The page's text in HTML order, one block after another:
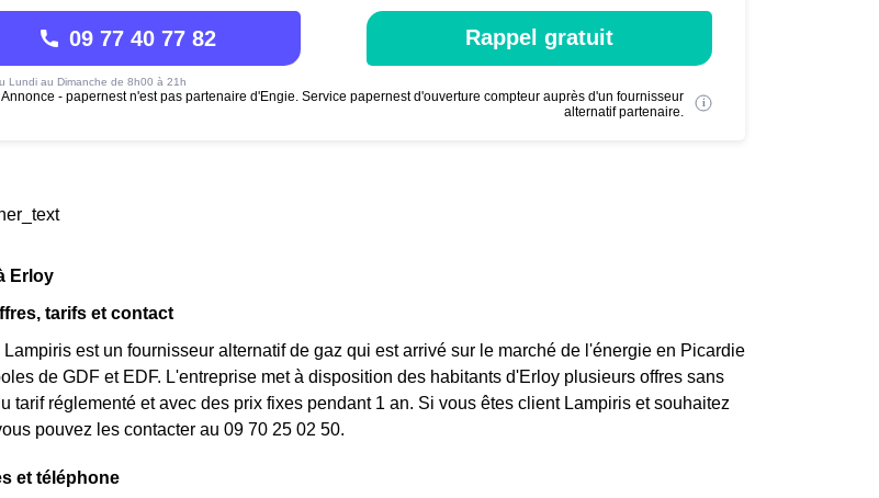
09 77 40 77 82
Lundi au Dimanche de 8h00 à 21h
Rappel gratuit
Annonce - papernest n'est pas partenaire d'Engie. Service papernest d'ouverture compteur auprès d'un fournisseur
alternatif partenaire.
Erloy
tarifs et contact
est un fournisseur alternatif de gaz qui est arrivé sur le marché de l'énergie en Picardie
de GDF et EDF. L'entreprise met à disposition des habitants d'Erloy plusieurs offres sans
tarif réglementé et avec des prix fixes pendant 1 an. Si vous êtes client Lampiris et souhaitez
pouvez les contacter au 09 70 25 02 50.
et téléphone